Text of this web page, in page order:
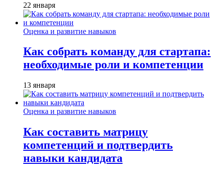
22 января
Оценка и развитие навыков
Как собрать команду для стартапа:
необходимые роли и компетенции
13 января
Оценка и развитие навыков
Как составить матрицу
компетенций и подтвердить
навыки кандидата